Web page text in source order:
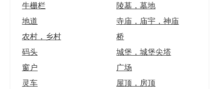
牛栅栏
陵墓，墓地
地道
寺庙，庙宇，神庙
农村，乡村
桥
码头
城堡，城堡尖塔
窗户
广场
灵车
屋顶，房顶